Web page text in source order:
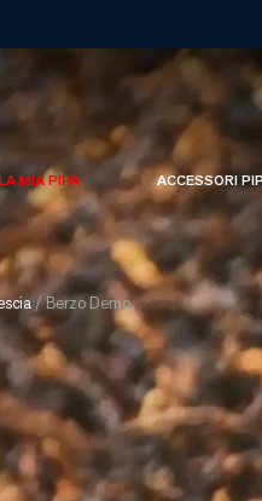
LA MIA PIPA ACCESSORI
/Berzo Demo